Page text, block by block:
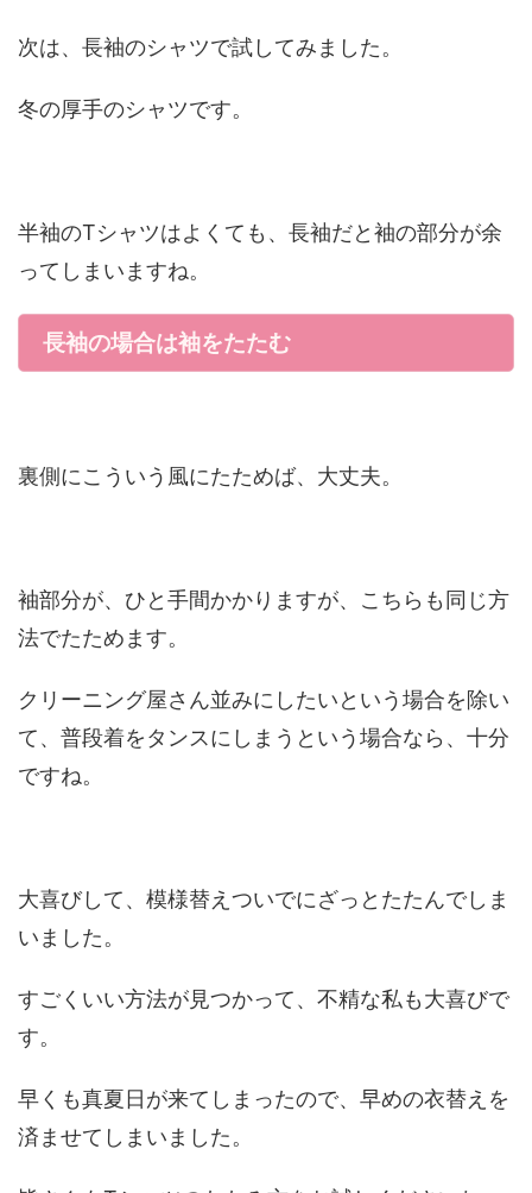
次は、長袖のシャツで試してみました。
冬の厚手のシャツです。
半袖のTシャツはよくても、長袖だと袖の部分が余
ってしまいますね。
長袖の場合は袖をたたむ
裏側にこういう風にたためば、大丈夫。
袖部分が、ひと手間かかりますが、こちらも同じ方
法でたためます。
クリーニング屋さん並みにしたいという場合を除い
て、普段着をタンスにしまうという場合なら、十分
ですね。
大喜びして、模様替えついでにざっとたたんでしま
いました。
すごくいい方法が見つかって、不精な私も大喜びで
す。
早くも真夏日が来てしまったので、早めの衣替えを
済ませてしまいました。